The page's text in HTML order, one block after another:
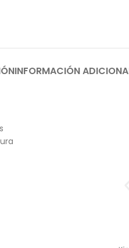
INFORMACIÓN